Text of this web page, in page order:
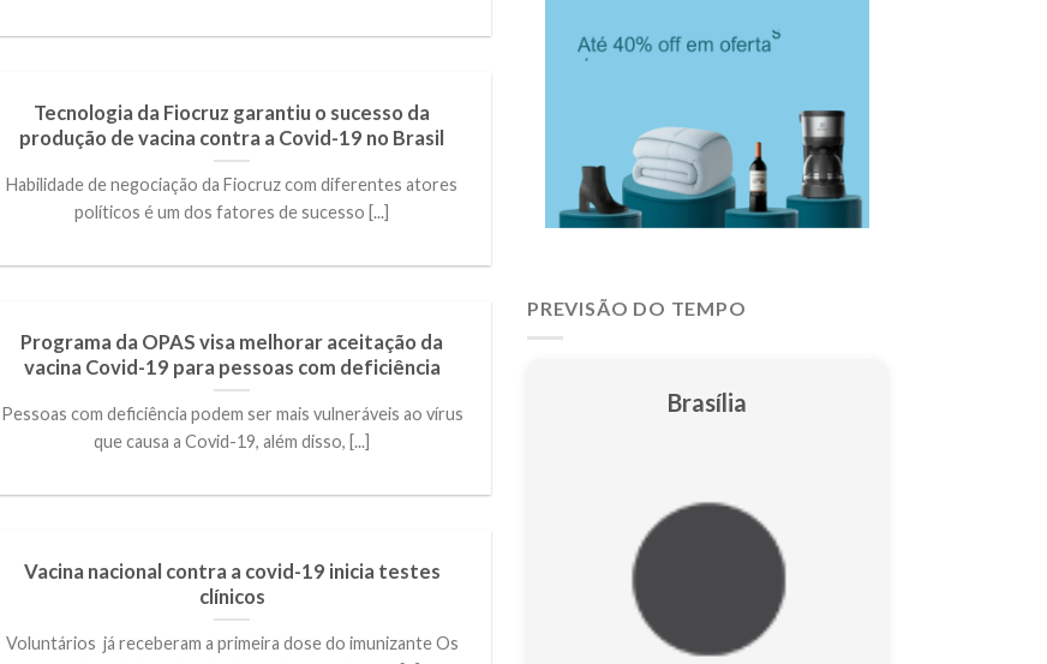
Tecnologia da Fiocruz garantiu o sucesso da
produção de vacina contra a Covid-19 no Brasil
Habilidade de negociação da Fiocruz com diferentes atores
políticos é um dos fatores de sucesso [...]
Programa da OPAS visa melhorar aceitação da
vacina Covid-19 para pessoas com deficiência
Pessoas com deficiência podem ser mais vulneráveis ao vírus
que causa a Covid-19, além disso, [...]
Vacina nacional contra a covid-19 inicia testes
clínicos
Voluntários já receberam a primeira dose do imunizante Os
PREVISÃO DO TEMPO
Brasília